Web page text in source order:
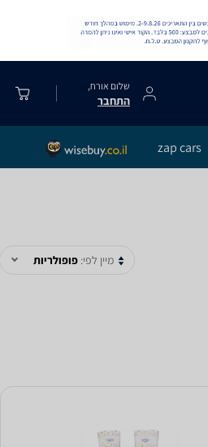
שלום אורח,
התחבר
zap cars
מיין לפי: פופולריות